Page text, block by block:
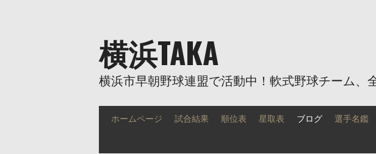
横浜TAKA
横浜市早朝野球連盟で活動中！軟式野球チーム、
ホームページ 試合結果 順位表 星取表 ブログ 選手名鑑